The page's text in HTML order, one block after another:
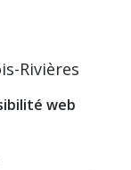
Rivières
web